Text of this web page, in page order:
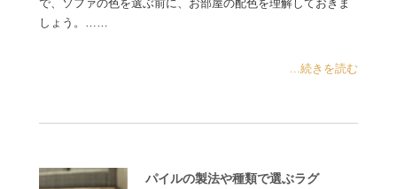
で、ソファの色を選ぶ前に、お部屋の配色を理解しておきま
しょう。……
...続きを読む
パイルの製法や種類で選ぶラグ